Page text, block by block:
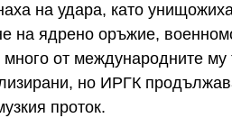
на удара, като
на ядрено оръжие,
от международните му
но ИРГК
проток.